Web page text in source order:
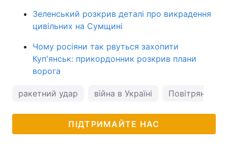
Зеленський розкрив деталі про викрадення
цивільних на Сумщині
Чому росіяни так рвуться захопити
Куп'янськ: прикордонник розкрив плани
ворога
ракетний удар війна в Україні Повітряні
ПІДТРИМАЙТЕ НАС